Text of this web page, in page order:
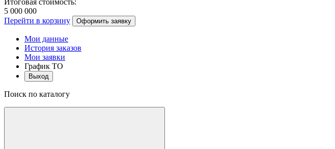
Итоговая стоимость:
5 000 000
Перейти в корзину
Оформить заявку
Мои данные
История заказов
Мои заявки
График ТО
Выход
Поиск по каталогу